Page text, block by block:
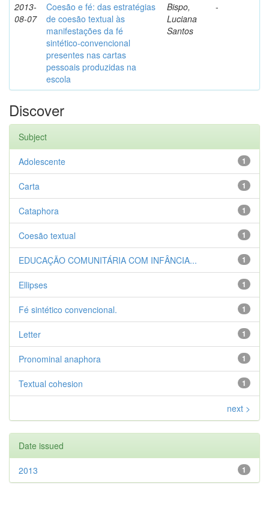
2013-
08-07
Coesão e fé: das estratégias
de coesão textual às
manifestações da fé
sintético-convencional
presentes nas cartas
pessoais produzidas na
escola
Bispo,
Luciana
Santos
-
Discover
Subject
1
Adolescente
1
Carta
1
Cataphora
1
Coesão textual
1
EDUCAÇÃO COMUNITÁRIA COM INFÂNCIA...
1
Ellipses
1
Fé sintético convencional.
1
Letter
1
Pronominal anaphora
1
Textual cohesion
next >
Date issued
1
2013